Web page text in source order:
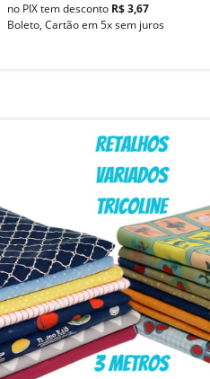
no PIX tem desconto R$ 3,67
Boleto, Cartão em 5x sem juros